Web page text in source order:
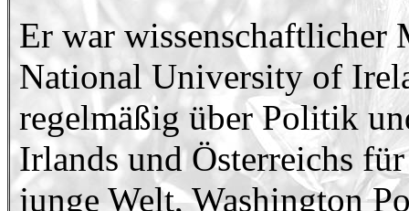
Er war wissenschaftlicher
National University of
regelmäßig über Politik
Irlands und Österreichs
junge Welt, Washington